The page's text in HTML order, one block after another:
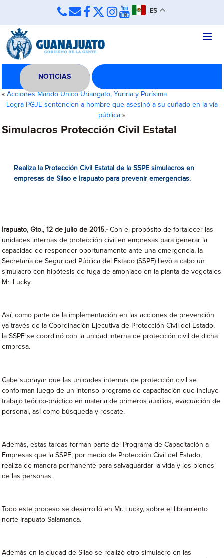
ES
NOTICIAS
«Acciones Mando Único Uriangato, Yuriria y Purísima
Logra PGJE sentencien a hombre que asesinó a su cuñado en la vía
pública »
Simulacros Protección Civil Estatal
Realiza la Protección Civil Estatal de la SSPE simulacros en
empresas de Silao e Irapuato para prevenir emergencias.
Irapuato, Gto., 12 de julio de 2015.-Con el propósito de fortalecer las
unidades internas de protección civil en empresas para generar la
capacidad de responder oportunamente ante una emergencia, la
Secretaría de Seguridad Pública del Estado (SSPE) llevó a cabo un
simulacro con hipótesis de fuga de amoniaco en la planta de vegetales
Mr. Lucky.
Así, como parte de la implementación en las acciones de prevención
ya través de la Coordinación Ejecutiva de Protección Civil del Estado,
la SSPE se coordinó con la unidad interna de protección civil de dicha
empresa.
Cabe subrayar que las unidades internas de protección civil se
conforman luego de un intenso programa de capacitación que incluye
trabajo teórico-práctico en materia de primeros auxilios, evacuación de
personal, así como búsqueda y rescate.
Además, estas tareas forman parte del Programa de Capacitación a
Empresas que la SSPE, por medio de Protección Civil del Estado,
realiza de manera permanente para salvaguardar la vida y los bienes
de las personas.
Todo este proceso se desarrolló en Mr. Lucky, sobre el libramiento
norte Irapuato-Salamanca.
Además en la ciudad de Silao se realizó otro simulacro en las